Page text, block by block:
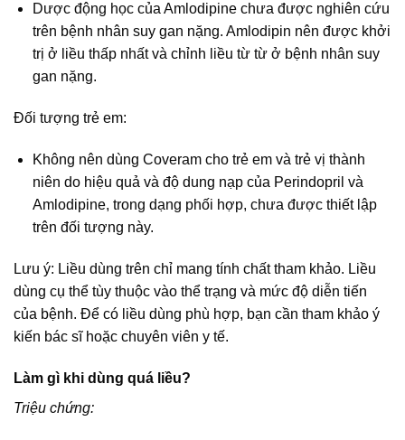
Dược động học của Amlodipine chưa được nghiên cứu
trên bệnh nhân suy gan nặng. Amlodipin nên được khởi
trị ở liều thấp nhất và chỉnh liều từ từ ở bệnh nhân suy
gan nặng.
Đối tượng trẻ em:
Không nên dùng Coveram cho trẻ em và trẻ vị thành
niên do hiệu quả và độ dung nạp của Perindopril và
Amlodipine, trong dạng phối hợp, chưa được thiết lập
trên đối tượng này.
Lưu ý: Liều dùng trên chỉ mang tính chất tham khảo. Liều
dùng cụ thể tùy thuộc vào thể trạng và mức độ diễn tiến
của bệnh. Để có liều dùng phù hợp, bạn cần tham khảo ý
kiến bác sĩ hoặc chuyên viên y tế.
Làm gì khi dùng quá liều?
Triệu chứng: